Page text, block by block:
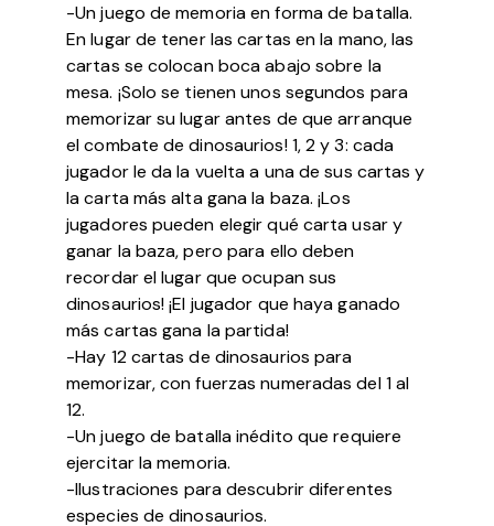
-Un juego de memoria en forma de batalla.
En lugar de tener las cartas en la mano, las
cartas se colocan boca abajo sobre la
mesa. ¡Solo se tienen unos segundos para
memorizar su lugar antes de que arranque
el combate de dinosaurios! 1, 2 y 3: cada
jugador le da la vuelta a una de sus cartas y
la carta más alta gana la baza. ¡Los
jugadores pueden elegir qué carta usar y
ganar la baza, pero para ello deben
recordar el lugar que ocupan sus
dinosaurios! ¡El jugador que haya ganado
más cartas gana la partida!
-Hay 12 cartas de dinosaurios para
memorizar, con fuerzas numeradas del 1 al
12.
-Un juego de batalla inédito que requiere
ejercitar la memoria.
-Ilustraciones para descubrir diferentes
especies de dinosaurios.